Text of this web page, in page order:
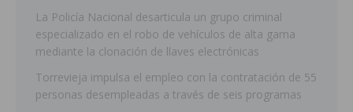
La Policía Nacional desarticula un grupo criminal
especializado en el robo de vehículos de alta gama
mediante la clonación de llaves electrónicas
Torrevieja impulsa el empleo con la contratación de 55
personas desempleadas a través de seis programas